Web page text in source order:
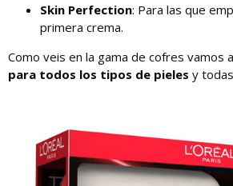
Skin Perfection: Para las que
primera crema.
Como veis en la gama de cofres vamos
para todos los tipos de pieles y